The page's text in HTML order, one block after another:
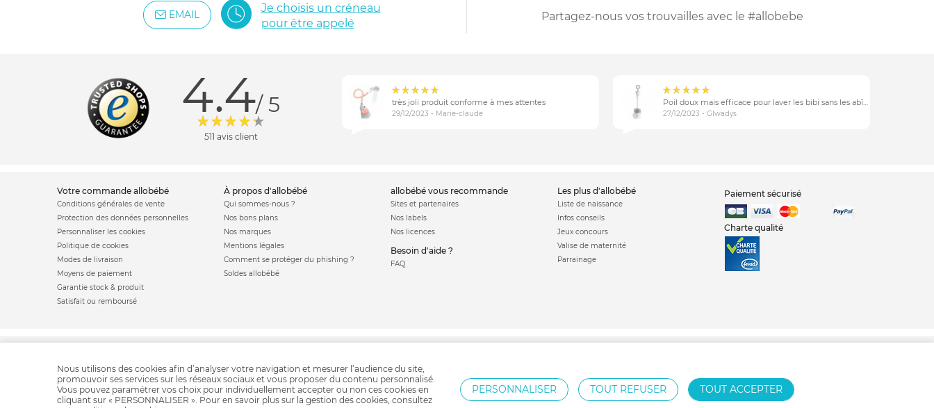
EMAIL
Je choisis un créneau
pour être appelé
Partagez-nous vos trouvaillesavec le #allobebe
4.4/ 5
511 avis client
très joli produit conforme à mes attentes
29/12/2023 - Marie-claude 27/12/2023 - Glwadys
votre commande allobébé
Conditions générales de vente
Protection des données personnelles
Personnaliser les cookies
Politique de cookies
Modes de livraison
Moyens de paiement
Garantie stock & produit
Satisfait ou remboursé
à propos d'allobébé
Qui sommes-nous ?
Nos bons plans
Nos marques
Mentions légales
Comment se protéger du phishing ?
Soldes allobébé
allobébé vous recommande
Sites et partenaires
Nos labels
Nos licences
Besoin d'aide ?
FAQ
les plus d'allobébé
Liste de naissance
Infos conseils
Jeux concours
Valise de maternité
Parrainage
Paiement sécurisé
Charte qualité
Nous utilisons des cookies afin d’analyser votre navigation et mesurer l’audience du site,
promouvoir ses services sur les réseaux sociaux et vous proposer du contenu personnalisé.
Vous pouvez paramétrer vos choix pour individuellement accepter ou non ces cookies en
cliquant sur « PERSONNALISER ». Pour en savoir plus sur la gestion des cookies, consultez
PERSONNALISER TOUT REFUSER TOUT ACCEPTER